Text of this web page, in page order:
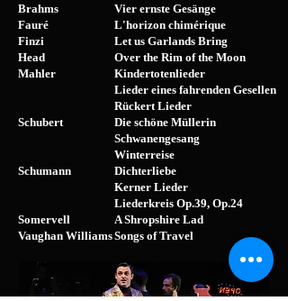
Brahms
Fauré
Finzi
Head
Mahler
Schubert
Schumann
Somervell
Vaughan Williams
Vier ernste Gesänge
L'horizon chimérique
Let us Garlands Bring
Over the Rim of the Moon
Kindertotenlieder
Lieder eines fahrenden Gesellen
Rückert Lieder
Die schöne Müllerin
Schwanengesang
Winterreise
Dichterliebe
Kerner Lieder
Liederkreis Op.39, Op.24
A Shropshire Lad
Songs of Travel